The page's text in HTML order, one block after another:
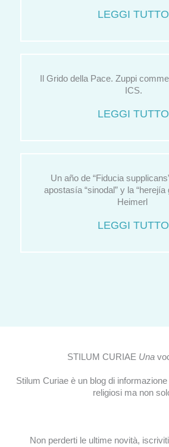
LEGGI TUTTO
Il Grido della Pace. Zuppi
ICS.
LEGGI TUTTO
Un año de “Fiducia
apostasía “sinodal” y la “herejía
Heimerl
LEGGI TUTTO
STILUM CURIAE Una
Stilum Curiae è un blog di
religiosi ma non
Non perderti le ultime novità,